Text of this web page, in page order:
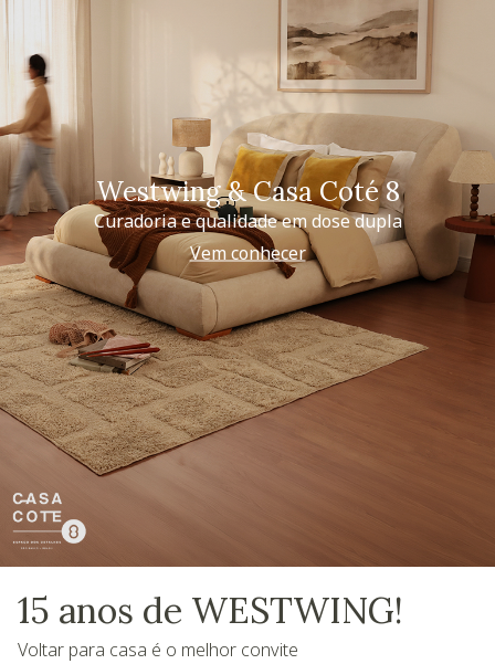
Westwing & Casa Coté 8
Curadoria e qualidade em dose dupla
Vem conhecer
15 anos de WESTWING!
Voltar para casa é o melhor convite